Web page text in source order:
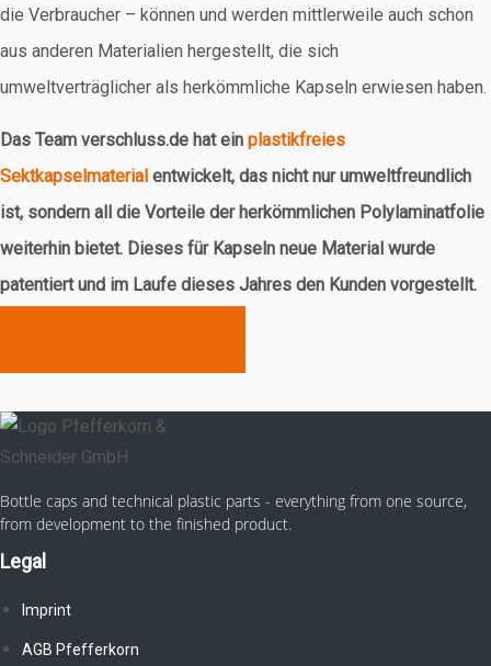
die Verbraucher – können und werden mittlerweile auch schon
aus anderen Materialien hergestellt, die sich
umweltverträglicher als herkömmliche Kapseln erwiesen haben.
Das Team verschluss.de hat ein plastikfreies
Sektkapselmaterial entwickelt, das nicht nur umweltfreundlich
ist, sondern all die Vorteile der herkömmlichen Polylaminatfolie
weiterhin bietet. Dieses für Kapseln neue Material wurde
patentiert und im Laufe dieses Jahres den Kunden vorgestellt.
Bottle caps and technical plastic parts - everything from one source,
from development to the finished product.
Legal
Imprint
AGB Pfefferkorn